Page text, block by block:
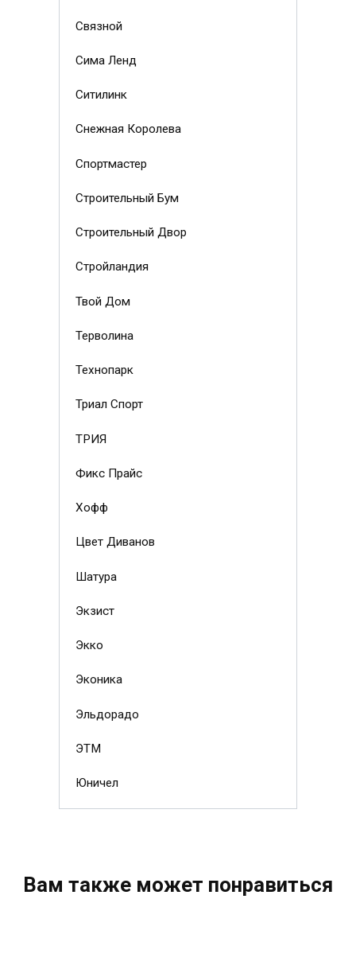
Связной
Сима Ленд
Ситилинк
Снежная Королева
Спортмастер
Строительный Бум
Строительный Двор
Стройландия
Твой Дом
Терволина
Технопарк
Триал Спорт
ТРИЯ
Фикс Прайс
Хофф
Цвет Диванов
Шатура
Экзист
Экко
Эконика
Эльдорадо
ЭТМ
Юничел
Вам также может понравиться